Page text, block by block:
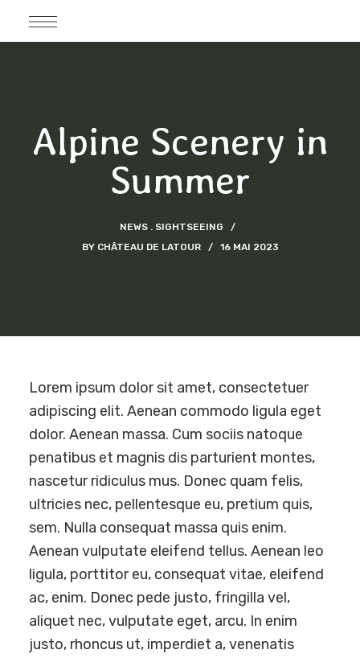
Alpine Scenery in
Summer
NEWS
SIGHTSEEING
BY CHÂTEAU DE LATOUR 16 MAI 2023
Lorem ipsum dolor sit amet, consectetuer
adipiscing elit. Aenean commodo ligula eget
dolor. Aenean massa. Cum sociis natoque
penatibus et magnis dis parturient montes,
nascetur ridiculus mus. Donec quam felis,
ultricies nec, pellentesque eu, pretium quis,
sem. Nulla consequat massa quis enim.
Aenean vulputate eleifend tellus. Aenean leo
ligula, porttitor eu, consequat vitae, eleifend
ac, enim. Donec pede justo, fringilla vel,
aliquet nec, vulputate eget, arcu. In enim
justo, rhoncus ut, imperdiet a, venenatis